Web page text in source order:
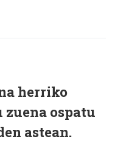
herriko
ospatu
astean.